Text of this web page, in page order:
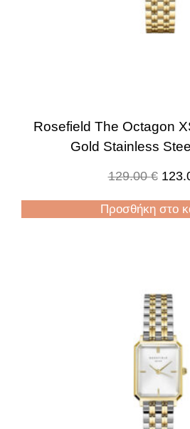
Rosefield The Octagon
Gold Stainless
129.00€
Προσθήκη στο